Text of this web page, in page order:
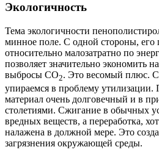
Экологичность
Тема экологичности
минное поле. С одной стороны, его
относительно малозатратно по
позволяет значительно экономить
выбросы CO2. Это весомый плюс.
упираемся в проблему
материал очень долговечный и в
столетиями. Сжигание в обычных
вредных веществ, а переработка,
налажена в должной мере. Это
загрязнения окружающей среды.